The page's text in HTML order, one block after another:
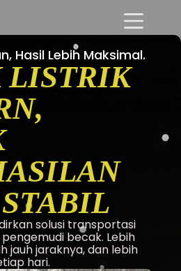
Hasil Lebih Maksimal.
LISTRIK
solusi transportasi
becak. Lebih
jauh jaraknya, dan lebih
hari.